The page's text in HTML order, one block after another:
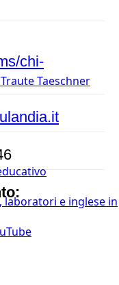
Taeschner
e inglese in
chi-